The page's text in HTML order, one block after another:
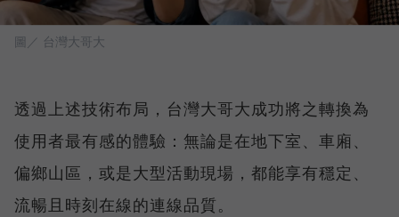
圖／ 台灣大哥大
透過上述技術布局，台灣大哥大成功將之轉換為
使用者最有感的體驗：無論是在地下室、車廂、
偏鄉山區，或是大型活動現場，都能享有穩定、
流暢且時刻在線的連線品質。